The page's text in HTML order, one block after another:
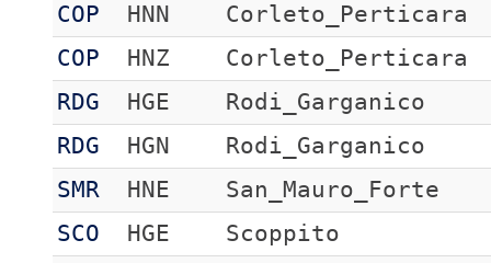
COP
HNN
Corleto_Perticara
COP
HNZ
Corleto_Perticara
RDG
HGE
Rodi_Garganico
RDG
HGN
Rodi_Garganico
SMR
HNE
San_Mauro_Forte
SCO
HGE
Scoppito